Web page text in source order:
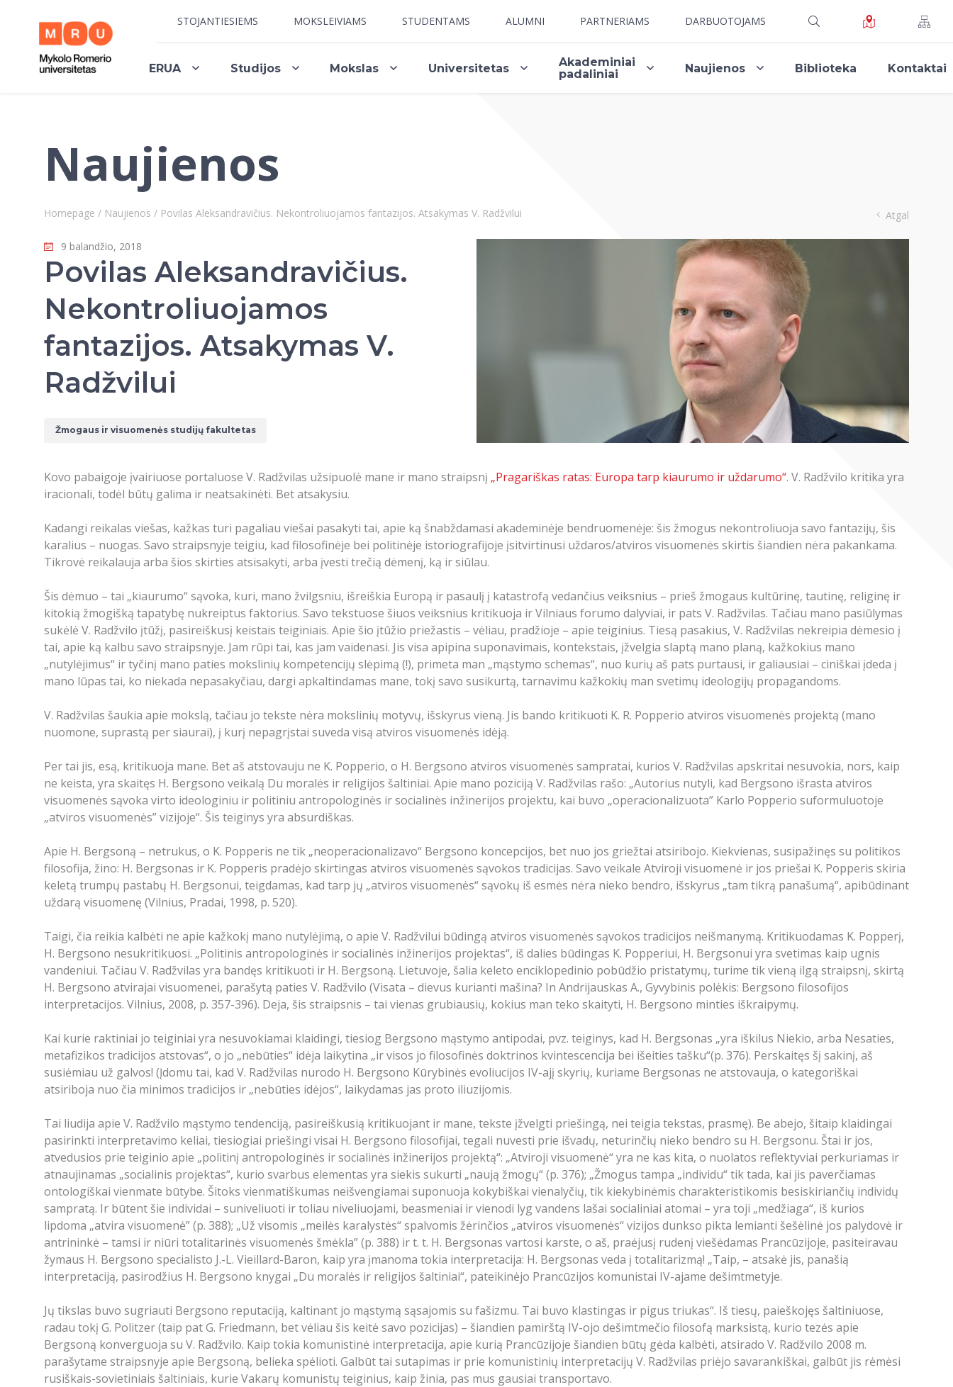
STOJANTIESIEMS MOKSLEIVIAMS STUDENTAMS ALUMNI PARTNERIAMS DARBUOTOJAMS
ERUA Studijos Mokslas Universitetas
Akademiniai
padaliniai
Naujienos Biblioteka Kontaktai
Naujienos
Homepage / Naujienos / Povilas Aleksandravičius. Nekontroliuojamos fantazijos. Atsakymas V. Radžvilui Atgal
9 balandžio, 2018
Povilas Aleksandravičius.
Nekontroliuojamos
fantazijos. Atsakymas V.
Radžvilui
Žmogaus ir visuomenės studijų fakultetas
Kovo pabaigoje įvairiuose portaluose V. Radžvilas užsipuolė mane ir mano straipsnį „Pragariškas ratas: Europa tarp kiaurumo ir uždarumo“. V. Radžvilo kritika yra
iracionali, todėl būtų galima ir neatsakinėti. Bet atsakysiu.
Kadangi reikalas viešas, kažkas turi pagaliau viešai pasakyti tai, apie ką šnabždamasi akademinėje bendruomenėje: šis žmogus nekontroliuoja savo fantazijų, šis
karalius – nuogas. Savo straipsnyje teigiu, kad filosofinėje bei politinėje istoriografijoje įsitvirtinusi uždaros/atviros visuomenės skirtis šiandien nėra pakankama.
Tikrovė reikalauja arba šios skirties atsisakyti, arba įvesti trečią dėmenį, ką ir siūlau.
Šis dėmuo – tai „kiaurumo“ sąvoka, kuri, mano žvilgsniu, išreiškia Europą ir pasaulį į katastrofą vedančius veiksnius – prieš žmogaus kultūrinę, tautinę, religinę ir
kitokią žmogišką tapatybę nukreiptus faktorius. Savo tekstuose šiuos veiksnius kritikuoja ir Vilniaus forumo dalyviai, ir pats V. Radžvilas. Tačiau mano pasiūlymas
sukėlė V. Radžvilo įtūžį, pasireiškusį keistais teiginiais. Apie šio įtūžio priežastis – vėliau, pradžioje – apie teiginius. Tiesą pasakius, V. Radžvilas nekreipia dėmesio į
tai, apie ką kalbu savo straipsnyje. Jam rūpi tai, kas jam vaidenasi. Jis visa apipina suponavimais, kontekstais, įžvelgia slaptą mano planą, kažkokius mano
„nutylėjimus“ ir tyčinį mano paties mokslinių kompetencijų slėpimą (!), primeta man „mąstymo schemas“, nuo kurių aš pats purtausi, ir galiausiai – ciniškai įdeda į
mano lūpas tai, ko niekada nepasakyčiau, dargi apkaltindamas mane, tokį savo susikurtą, tarnavimu kažkokių man svetimų ideologijų propagandoms.
V. Radžvilas šaukia apie mokslą, tačiau jo tekste nėra mokslinių motyvų, išskyrus vieną. Jis bando kritikuoti K. R. Popperio atviros visuomenės projektą (mano
nuomone, suprastą per siaurai), į kurį nepagrįstai suveda visą atviros visuomenės idėją.
Per tai jis, esą, kritikuoja mane. Bet aš atstovauju ne K. Popperio, o H. Bergsono atviros visuomenės sampratai, kurios V. Radžvilas apskritai nesuvokia, nors, kaip
ne keista, yra skaitęs H. Bergsono veikalą Du moralės ir religijos šaltiniai. Apie mano poziciją V. Radžvilas rašo: „Autorius nutyli, kad Bergsono išrasta atviros
visuomenės sąvoka virto ideologiniu ir politiniu antropologinės ir socialinės inžinerijos projektu, kai buvo „operacionalizuota” Karlo Popperio suformuluotoje
„atviros visuomenės” vizijoje“. Šis teiginys yra absurdiškas.
Apie H. Bergsoną – netrukus, o K. Popperis ne tik „neoperacionalizavo“ Bergsono koncepcijos, bet nuo jos griežtai atsiribojo. Kiekvienas, susipažinęs su politikos
filosofija, žino: H. Bergsonas ir K. Popperis pradėjo skirtingas atviros visuomenės sąvokos tradicijas. Savo veikale Atviroji visuomenė ir jos priešai K. Popperis skiria
keletą trumpų pastabų H. Bergsonui, teigdamas, kad tarp jų „atviros visuomenės“ sąvokų iš esmės nėra nieko bendro, išskyrus „tam tikrą panašumą“, apibūdinant
uždarą visuomenę (Vilnius, Pradai, 1998, p. 520).
Taigi, čia reikia kalbėti ne apie kažkokį mano nutylėjimą, o apie V. Radžvilui būdingą atviros visuomenės sąvokos tradicijos neišmanymą. Kritikuodamas K. Popperį,
H. Bergsono nesukritikuosi. „Politinis antropologinės ir socialinės inžinerijos projektas“, iš dalies būdingas K. Popperiui, H. Bergsonui yra svetimas kaip ugnis
vandeniui. Tačiau V. Radžvilas yra bandęs kritikuoti ir H. Bergsoną. Lietuvoje, šalia keleto enciklopedinio pobūdžio pristatymų, turime tik vieną ilgą straipsnį, skirtą
H. Bergsono atvirajai visuomenei, parašytą paties V. Radžvilo (Visata – dievus kurianti mašina? In Andrijauskas A., Gyvybinis polėkis: Bergsono filosofijos
interpretacijos. Vilnius, 2008, p. 357-396). Deja, šis straipsnis – tai vienas grubiausių, kokius man teko skaityti, H. Bergsono minties iškraipymų.
Kai kurie raktiniai jo teiginiai yra nesuvokiamai klaidingi, tiesiog Bergsono mąstymo antipodai, pvz. teiginys, kad H. Bergsonas „yra iškilus Niekio, arba Nesaties,
metafizikos tradicijos atstovas“, o jo „nebūties“ idėja laikytina „ir visos jo filosofinės doktrinos kvintescencija bei išeities tašku“(p. 376). Perskaitęs šį sakinį, aš
susiėmiau už galvos! (Įdomu tai, kad V. Radžvilas nurodo H. Bergsono Kūrybinės evoliucijos IV-ajį skyrių, kuriame Bergsonas ne atstovauja, o kategoriškai
atsiriboja nuo čia minimos tradicijos ir „nebūties idėjos“, laikydamas jas proto iliuzijomis.
Tai liudija apie V. Radžvilo mąstymo tendenciją, pasireiškusią kritikuojant ir mane, tekste įžvelgti priešingą, nei teigia tekstas, prasmę). Be abejo, šitaip klaidingai
pasirinkti interpretavimo keliai, tiesiogiai priešingi visai H. Bergsono filosofijai, tegali nuvesti prie išvadų, neturinčių nieko bendro su H. Bergsonu. Štai ir jos,
atvedusios prie teiginio apie „politinį antropologinės ir socialinės inžinerijos projektą“: „Atviroji visuomenė“ yra ne kas kita, o nuolatos reflektyviai perkuriamas ir
atnaujinamas „socialinis projektas“, kurio svarbus elementas yra siekis sukurti „naują žmogų“ (p. 376); „Žmogus tampa „individu“ tik tada, kai jis paverčiamas
ontologiškai vienmate būtybe. Šitoks vienmatiškumas neišvengiamai suponuoja kokybiškai vienalyčių, tik kiekybinėmis charakteristikomis besiskiriančių individų
sampratą. Ir būtent šie individai – suniveliuoti ir toliau niveliuojami, beasmeniai ir vienodi lyg vandens lašai socialiniai atomai – yra toji „medžiaga“, iš kurios
lipdoma „atvira visuomenė” (p. 388); „Už visomis „meilės karalystės“ spalvomis žėrinčios „atviros visuomenės“ vizijos dunkso pikta lemianti šešėlinė jos palydovė ir
antrininkė – tamsi ir niūri totalitarinės visuomenės šmėkla” (p. 388) ir t. t. H. Bergsonas vartosi karste, o aš, praėjusį rudenį viešėdamas Prancūzijoje, pasiteiravau
žymaus H. Bergsono specialisto J.-L. Vieillard-Baron, kaip yra įmanoma tokia interpretacija: H. Bergsonas veda į totalitarizmą! „Taip, – atsakė jis, panašią
interpretaciją, pasirodžius H. Bergsono knygai „Du moralės ir religijos šaltiniai“, pateikinėjo Prancūzijos komunistai IV-ajame dešimtmetyje.
Jų tikslas buvo sugriauti Bergsono reputaciją, kaltinant jo mąstymą sąsajomis su fašizmu. Tai buvo klastingas ir pigus triukas“. Iš tiesų, paieškojęs šaltiniuose,
radau tokį G. Politzer (taip pat G. Friedmann, bet vėliau šis keitė savo pozicijas) – šiandien pamirštą IV-ojo dešimtmečio filosofą marksistą, kurio tezės apie
Bergsoną konverguoja su V. Radžvilo. Kaip tokia komunistinė interpretacija, apie kurią Prancūzijoje šiandien būtų gėda kalbėti, atsirado V. Radžvilo 2008 m.
parašytame straipsnyje apie Bergsoną, belieka spėlioti. Galbūt tai sutapimas ir prie komunistinių interpretacijų V. Radžvilas priėjo savarankiškai, galbūt jis rėmėsi
rusiškais-sovietiniais šaltiniais, kurie Vakarų komunistų teiginius, kaip žinia, pas mus gausiai transportavo.